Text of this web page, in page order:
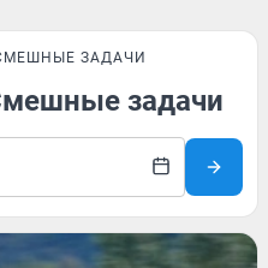
ЗАДАЧИ
задачи